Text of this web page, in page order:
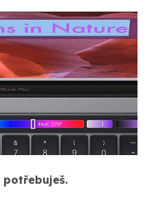
potřebuješ.